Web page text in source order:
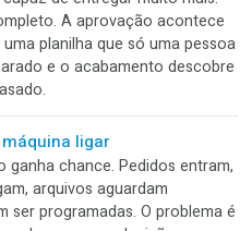
o acerto da máquina
no ponto, corte certo,
no ritmo esperado. Então o
quis melhorar um
saíram caixas tortas,